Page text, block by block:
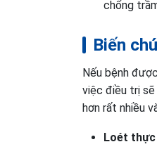
chống
Biến
Nếu bệnh
việc điều trị sẽ
hơn rất nhiều
Loét thực